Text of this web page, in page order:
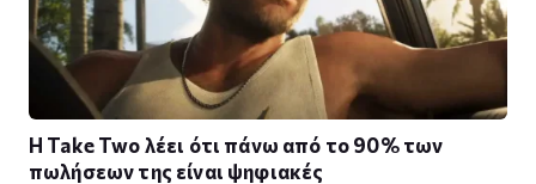
Η Take Twο λέει ότι πάνω από το 90% των
πωλήσεων της είναι ψηφιακές